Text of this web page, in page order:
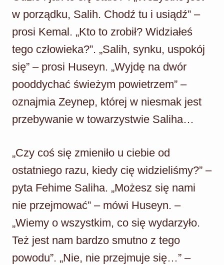
w porządku, Salih. Chodź tu i usiądź” –
prosi Kemal. „Kto to zrobił? Widziałeś
tego człowieka?”. „Salih, synku, uspokój
się” – prosi Huseyn. „Wyjdę na dwór
pooddychać świeżym powietrzem” –
oznajmia Zeynep, której w niesmak jest
przebywanie w towarzystwie Saliha…
„Czy coś się zmieniło u ciebie od
ostatniego razu, kiedy cię widzieliśmy?” –
pyta Fehime Saliha. „Możesz się nami
nie przejmować” – mówi Huseyn. –
„Wiemy o wszystkim, co się wydarzyło.
Też jest nam bardzo smutno z tego
powodu”. „Nie, nie przejmuje się…” –